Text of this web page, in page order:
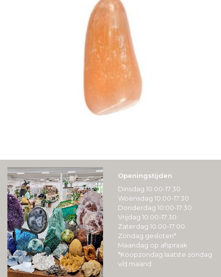
Openingstijden
Dinsdag 10:00-17:30
Woensdag 10:00-17:30
Donderdag 10:00-17:30
Vrijdag 10:00-17:30
Zaterdag 10:00-17:00
Zondag gesloten*
Maandag op afspraak
*Koopzondag laatste zondag
v/d maand